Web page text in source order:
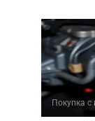
Покупка с